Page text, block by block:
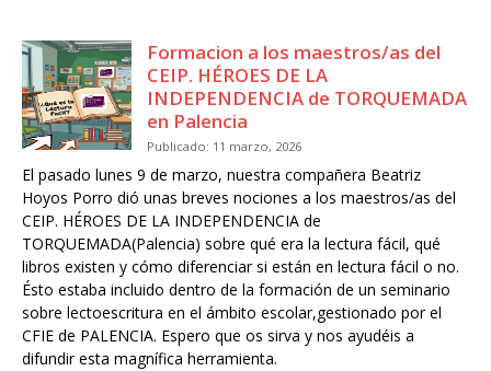
c
e
b
o
o
k
it
te
r
Formacion a los maestros/as del
CEIP. HÉROES DE LA
INDEPENDENCIA de TORQUEMADA
en Palencia
Publicado: 11 marzo, 2026
El pasado lunes 9 de marzo, nuestra compañera Beatriz
Hoyos Porro dió unas breves nociones a los maestros/as del
CEIP. HÉROES DE LA INDEPENDENCIA de
TORQUEMADA(Palencia) sobre qué era la lectura fácil, qué
libros existen y cómo diferenciar si están en lectura fácil o no.
Ésto estaba incluido dentro de la formación de un seminario
sobre lectoescritura en el ámbito escolar,gestionado por el
CFIE de PALENCIA. Espero que os sirva y nos ayudéis a
difundir esta magnífica herramienta.